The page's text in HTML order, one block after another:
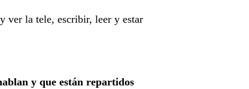
ver la tele, escribir, leer y estar
y que están repartidos